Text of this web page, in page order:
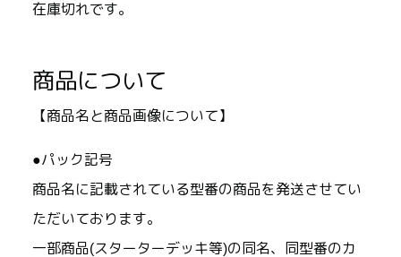
在庫切れです。
商品について
【商品名と商品画像について】
●パック記号
商品名に記載されている型番の商品を発送させてい
ただいております。
一部商品(スターターデッキ等)の同名、同型番のカ